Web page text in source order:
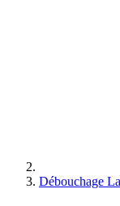
Débouchage